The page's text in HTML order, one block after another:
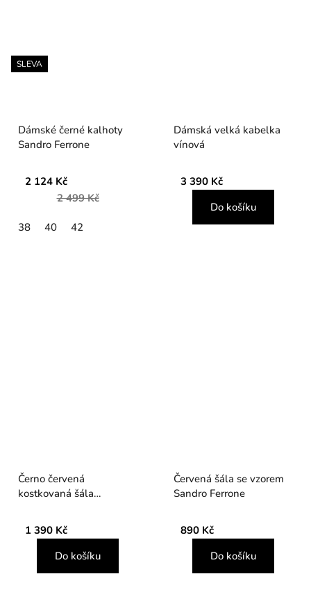
SLEVA
Dámské černé kalhoty
Sandro Ferrone
2 124 Kč
2 499 Kč
38 40 42
Dámská velká kabelka
vínová
3 390 Kč
Do košíku
Černo červená
kostkovaná šála
1 390 Kč
Do košíku
Červená šála se vzorem
Sandro Ferrone
890 Kč
Do košíku